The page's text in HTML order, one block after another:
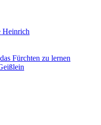
Heinrich
Fürchten zu lernen